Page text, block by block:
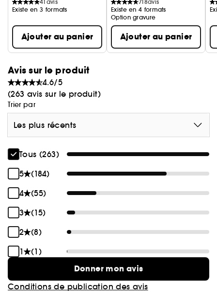
41 avis
Existe en 3 formats
Ajouter au panier
718avis
Existe en 4 formats
Option gravure
Ajouter au panier
Avis sur le produit
4.6/5
(263 avis sur le produit)
Trier par
Les plus récents
Tous (263)
5
(184)
4
(55)
3
(15)
2
(8)
1
(1)
Donner mon avis
Conditions de publication des avis